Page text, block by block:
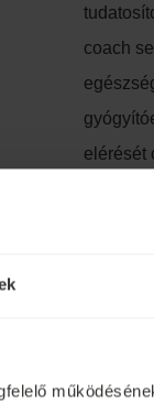
coach
elérését